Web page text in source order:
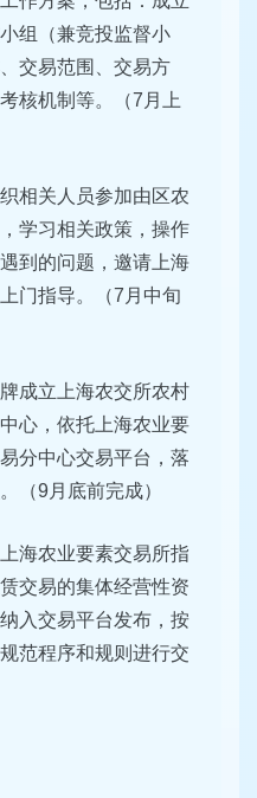
组（兼竞投监督小
交易范围、交易方
核机制等。（7月上
相关人员参加由区农
学习相关政策，操作
到的问题，邀请上海
门指导。（7月中旬
成立上海农交所农村
心，依托上海农业要
分中心交易平台，落
（9月底前完成）
海农业要素交易所指
交易的集体经营性资
入交易平台发布，按
范程序和规则进行交